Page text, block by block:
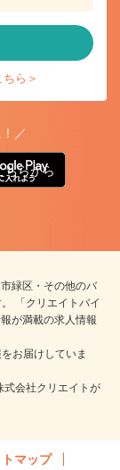
ら＞
／
ちらから
緑区・その他のバ
「クリエイトバイ
が満載の求人情報
お届けしていま
式会社クリエイトが
マップ